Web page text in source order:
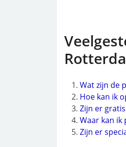
Wat zijn de
Hoe kan ik
Zijn er
Waar kan
Zijn er